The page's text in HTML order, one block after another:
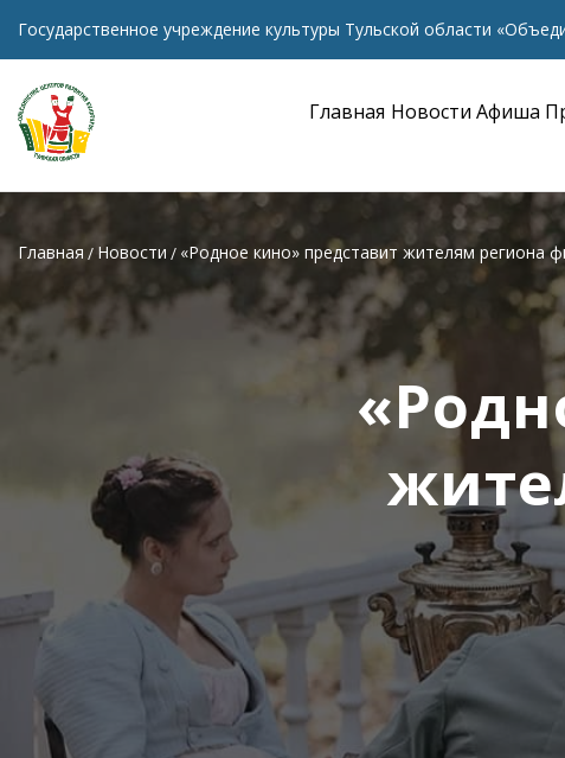
Государственное учреждение культуры Тульской области
Главная Новости Афиша
Главная Новости «Родное кино» представит жителям региона